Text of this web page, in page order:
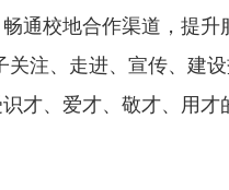
通校地合作渠道，提升
注、走进、宣传、建
才、爱才、敬才、用才